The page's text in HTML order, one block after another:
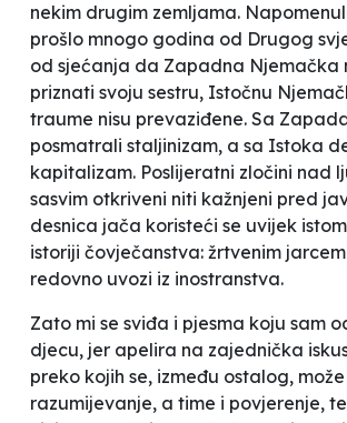
nekim drugim zemljama.
prošlo mnogo godina od Drugog
od sjećanja da Zapadna Njemačka
priznati svoju sestru, Istočnu
traume nisu prevaziđene. Sa
posmatrali staljinizam, a sa Istoka
kapitalizam. Poslijeratni zločini nad
sasvim otkriveni niti kažnjeni pred
desnica jača koristeći se uvijek
istoriji čovječanstva: žrtvenim
redovno uvozi iz inostranstva.
Zato mi se sviđa i pjesma koju sam
djecu, jer apelira na zajednička
preko kojih se, između ostalog,
razumijevanje, a time i povjerenje,